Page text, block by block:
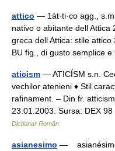
attico — 1àt·ti·co agg.,
nativo o abitante dell
greca dell Attica: stile
BU fig., di gusto semplice
aticism — ATICÍSM s.n.
vechilor atenieni ♦ Stil
rafinament. – Din fr.
23.01.2003. Sursa: DEX
Dicționar Român
asianesimo —